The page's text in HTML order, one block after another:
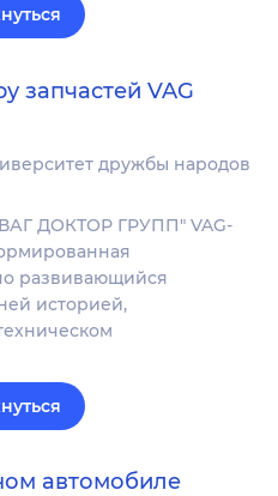
запчастей VAG
дружбы народов
ДОКТОР ГРУПП" VAG-
развивающийся
историей,
автомобиле